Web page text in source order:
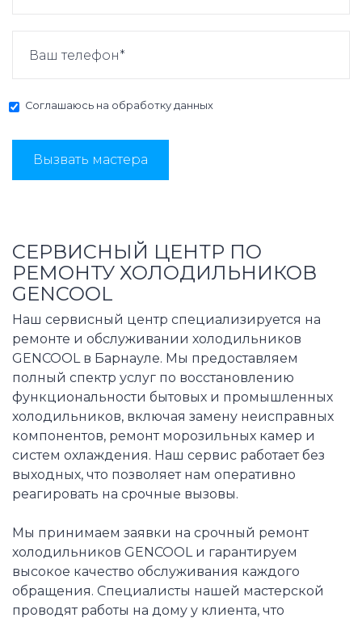
Соглашаюсь на обработку данных
Вызвать мастера
СЕРВИСНЫЙ ЦЕНТР ПО
РЕМОНТУ ХОЛОДИЛЬНИКОВ
GENCOOL
Наш сервисный центр специализируется на
ремонте и обслуживании холодильников
GENCOOL в Барнауле. Мы предоставляем
полный спектр услуг по восстановлению
функциональности бытовых и промышленных
холодильников, включая замену неисправных
компонентов, ремонт морозильных камер и
систем охлаждения. Наш сервис работает без
выходных, что позволяет нам оперативно
реагировать на срочные вызовы.
Мы принимаем заявки на срочный ремонт
холодильников GENCOOL и гарантируем
высокое качество обслуживания каждого
обращения. Специалисты нашей мастерской
проводят работы на дому у клиента, что